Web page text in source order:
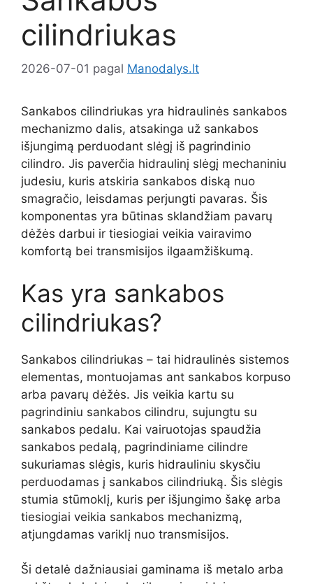
cilindriukas
2026-07-01 pagal Manodalys.lt
Sankabos cilindriukas yra hidraulinės sankabos
mechanizmo dalis, atsakinga už sankabos
išjungimą perduodant slėgį iš pagrindinio
cilindro. Jis paverčia hidraulinį slėgį mechaniniu
judesiu, kuris atskiria sankabos diską nuo
smagračio, leisdamas perjungti pavaras. Šis
komponentas yra būtinas sklandžiam pavarų
dėžės darbui ir tiesiogiai veikia vairavimo
komfortą bei transmisijos ilgaamžiškumą.
Kas yra sankabos
cilindriukas?
Sankabos cilindriukas – tai hidraulinės sistemos
elementas, montuojamas ant sankabos korpuso
arba pavarų dėžės. Jis veikia kartu su
pagrindiniu sankabos cilindru, sujungtu su
sankabos pedalu. Kai vairuotojas spaudžia
sankabos pedalą, pagrindiniame cilindre
sukuriamas slėgis, kuris hidrauliniu skysčiu
perduodamas į sankabos cilindriuką. Šis slėgis
stumia stūmoklį, kuris per išjungimo šakę arba
tiesiogiai veikia sankabos mechanizmą,
atjungdamas variklį nuo transmisijos.
Ši detalė dažniausiai gaminama iš metalo arba